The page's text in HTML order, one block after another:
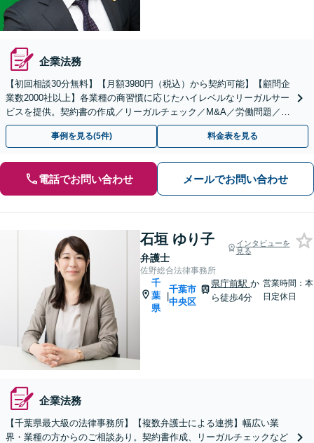
企業法務
【初回相談30分無料】【月額3980円（税込）から契約可能】【顧問企
業数2000社以上】各業種の商習慣に応じたハイレベルなリーガルサー
ビスを提供。契約書の作成／リーガルチェック／M&A／労働問題／知
的財産等、お任せください【他士業連携可能】
事例を見る(5件) 料金表を見る
電話でお問い合わせ メールでお問い合わせ
石垣 ゆり子
弁護士
インタビューを
見る
佐野総合法律事務所
千
葉
県
|
千葉市
中央区
県庁前駅か
ら徒歩4分
営業時間：本
日定休日
企業法務
【千葉県最大級の法律事務所】【複数弁護士による連携】幅広い業
界・業種の方からのご相談あり。契約書作成、リーガルチェックなど